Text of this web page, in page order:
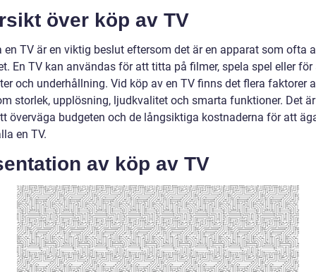
över köp av TV
en TV är en viktig beslut eftersom det är en apparat som ofta
En TV kan användas för att titta på filmer, spela spel eller för
och underhållning. Vid köp av en TV finns det flera faktorer
storlek, upplösning, ljudkvalitet och smarta funktioner. Det
överväga budgeten och de långsiktiga kostnaderna för att
en TV.
av köp av TV